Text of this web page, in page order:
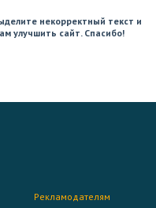
некорректный текст и
улучшить сайт. Спасибо!
Рекламодателям